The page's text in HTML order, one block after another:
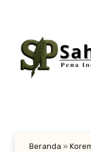
konten
Beranda »